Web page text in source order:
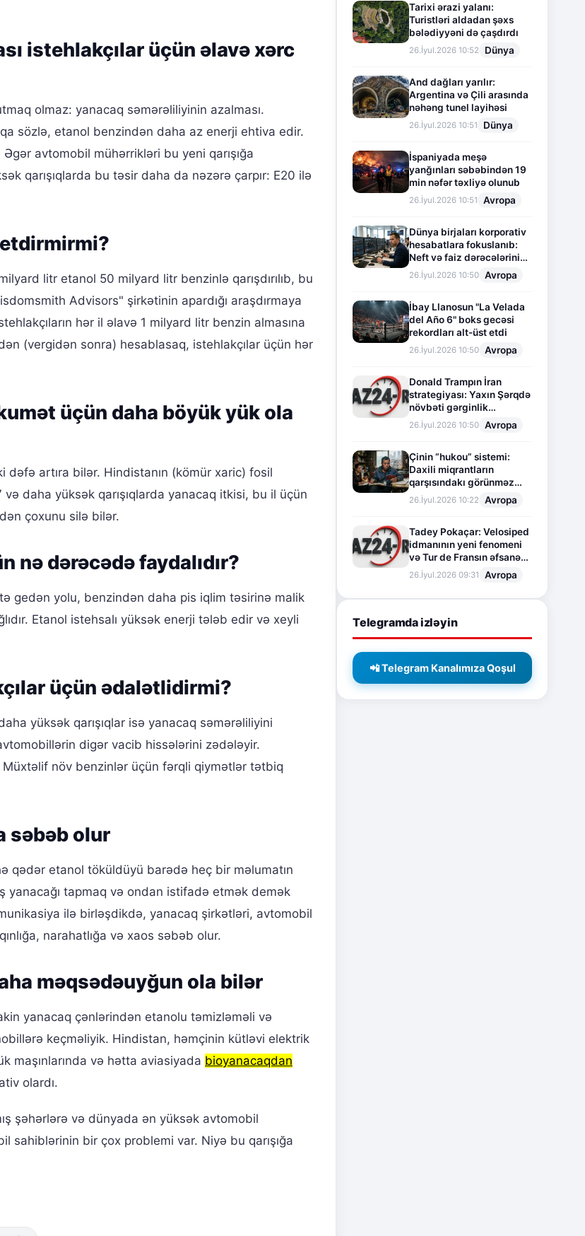
istehlakçılar üçün əlavə xərc
olmaz: yanacaq səmərəliliyinin azalması.
sözlə, etanol benzindən daha az enerji ehtiva edir.
avtomobil mühərrikləri bu yeni qarışığa
qarışıqlarda bu təsir daha da nəzərə çarpır: E20 ilə
etdirmirmi?
litr etanol 50 milyard litr benzinlə qarışdırılıb, bu
Advisors" şirkətinin apardığı araşdırmaya
hər il əlavə 1 milyard litr benzin almasına
(vergidən sonra) hesablasaq, istehlakçılar üçün hər
üçün daha böyük yük ola
artıra bilər. Hindistanın (kömür xaric) fosil
daha yüksək qarışıqlarda yanacaq itkisi, bu il üçün
çoxunu silə bilər.
nə dərəcədə faydalıdır?
gedən yolu, benzindən daha pis iqlim təsirinə malik
Etanol istehsalı yüksək enerji tələb edir və xeyli
üçün ədalətlidirmi?
yüksək qarışıqlar isə yanacaq səmərəliliyini
digər vacib hissələrini zədələyir.
Müxtəlif növ benzinlər üçün fərqli qiymətlər tətbiq
səbəb olur
qədər etanol töküldüyü barədə heç bir məlumatın
yanacağı tapmaq və ondan istifadə etmək demək
ilə birləşdikdə, yanacaq şirkətləri, avtomobil
narahatlığa və xaos səbəb olur.
məqsədəuyğun ola bilər
yanacaq çənlərindən etanolu təmizləməli və
keçməliyik. Hindistan, həmçinin kütləvi elektrik
maşınlarında və hətta aviasiyada bioyanacaqdan
olardı.
şəhərlərə və dünyada ən yüksək avtomobil
bir çox problemi var. Niyə bu qarışığa
Tarixi ərazi yalanı:
Turistləri aldadan şəxs
bələdiyyəni də çaşdırdı
26.İyul.2026 10:52 Dünya
And dağları yarılır:
Argentina və Çili arasında
nəhəng tunel layihəsi
26.İyul.2026 10:51 Dünya
İspaniyada meşə
yanğınları səbəbindən 19
min nəfər təxliyə olunub
26.İyul.2026 10:51 Avropa
Dünya birjaları korporativ
hesabatlara fokuslanıb:
Neft və faiz dərəcələrinin
təsiri altında cari vəziyyət
26.İyul.2026 10:50 Avropa
İbay Llanosun "La Velada
del Año 6" boks gecəsi
rekordları alt-üst etdi
26.İyul.2026 10:50 Avropa
Donald Trampın İran
strategiyası: Yaxın Şərqdə
növbəti gərginlik
mərhələsi
26.İyul.2026 10:50 Avropa
Çinin “hukou” sistemi:
Daxili miqrantların
qarşısındakı görünməz
sədd
26.İyul.2026 10:22 Avropa
Tadey Pokaçar: Velosiped
idmanının yeni fenomeni
və Tur de Fransın əfsanəvi
səhifəsi
26.İyul.2026 09:31 Avropa
Telegramda izləyin
📲 Telegram Kanalımıza Qoşul